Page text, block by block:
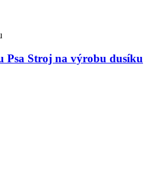
Psa Stroj na výrobu dusíku